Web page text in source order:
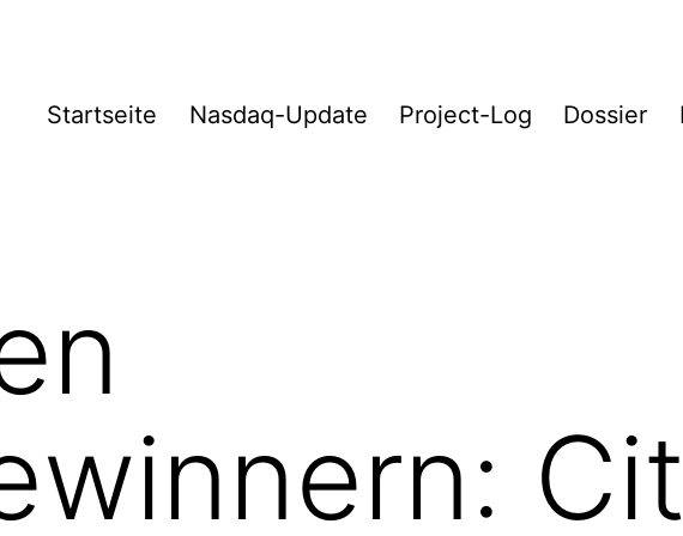
Startseite Nasdaq-Update Project-Log Dossier